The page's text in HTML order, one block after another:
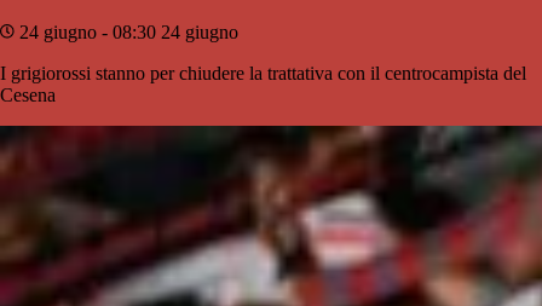
24 giugno - 08:30 24 giugno
I grigiorossi stanno per chiudere la trattativa con il centrocampista del
Cesena